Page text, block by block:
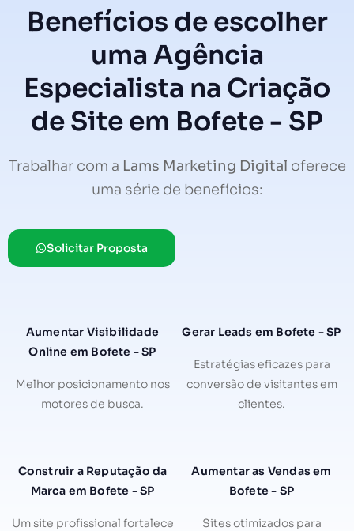
Benefícios de escolher
uma Agência
Especialista na Criação
de Site em Bofete - SP
Trabalhar com a Lams Marketing Digital oferece
uma série de benefícios:
Solicitar Proposta
Aumentar Visibilidade
Online em Bofete - SP
Melhor posicionamento nos
motores de busca.
Gerar Leads em Bofete - SP
Estratégias eficazes para
conversão de visitantes em
clientes.
Construir a Reputação da
Marca em Bofete - SP
Um site profissional fortalece
Aumentar as Vendas em
Bofete - SP
Sites otimizados para